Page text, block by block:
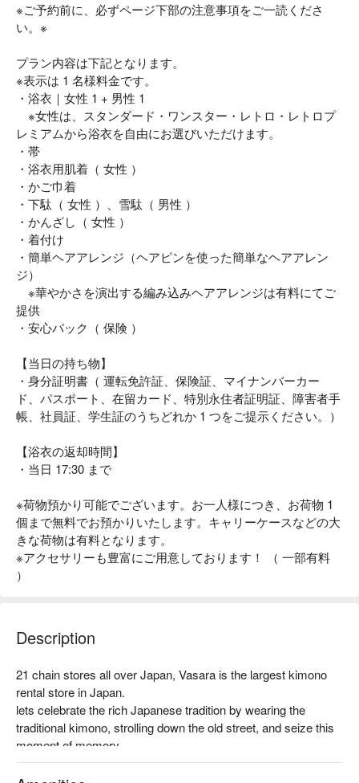
※ご予約前に、必ずページ下部の注意事項をご一読くださ
い。※
プラン内容は下記となります。
※表示は 1 名様料金です。
・浴衣｜女性 1 + 男性 1
※女性は、スタンダード・ワンスター・レトロ・レトロプ
レミアムから浴衣を自由にお選びいただけます。
・帯
・浴衣用肌着（ 女性 ）
・かご巾着
・下駄（ 女性 ）、雪駄（ 男性 ）
・かんざし（ 女性 ）
・着付け
・簡単ヘアアレンジ（ヘアピンを使った簡単なヘアアレン
ジ）
※華やかさを演出する編み込みヘアアレンジは有料にてご
提供
・安心パック（ 保険 ）
【当日の持ち物】
・身分証明書（ 運転免許証、保険証、マイナンバーカー
ド、パスポート、在留カード、特別永住者証明証、障害者手
帳、社員証、学生証のうちどれか 1 つをご提示ください。）
【浴衣の返却時間】
・当日 17:30 まで
※荷物預かり可能でございます。お一人様につき、お荷物 1
個まで無料でお預かりいたします。キャリーケースなどの大
きな荷物は有料となります。
※アクセサリーも豊富にご用意しております！ （ 一部有料
）
Description
21 chain stores all over Japan, Vasara is the largest kimono
rental store in Japan.
lets celebrate the rich Japanese tradition by wearing the
traditional kimono, strolling down the old street, and seize this
moment of memory.